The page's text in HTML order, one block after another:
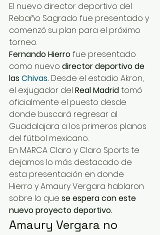
El nuevo director deportivo del
Rebaño Sagrado fue presentado y
comenzó su plan para el próximo
torneo.
Fernando Hierro fue presentado
como nuevo director deportivo de
las Chivas. Desde el estadio Akron,
el exjugador del Real Madrid tomó
oficialmente el puesto desde
donde buscará regresar al
Guadalajara a los primeros planos
del fútbol mexicano.
En MARCA Claro y Claro Sports te
dejamos lo más destacado de
esta presentación en donde
Hierro y Amaury Vergara hablaron
sobre lo que se espera con este
nuevo proyecto deportivo.
Amaury Vergara no